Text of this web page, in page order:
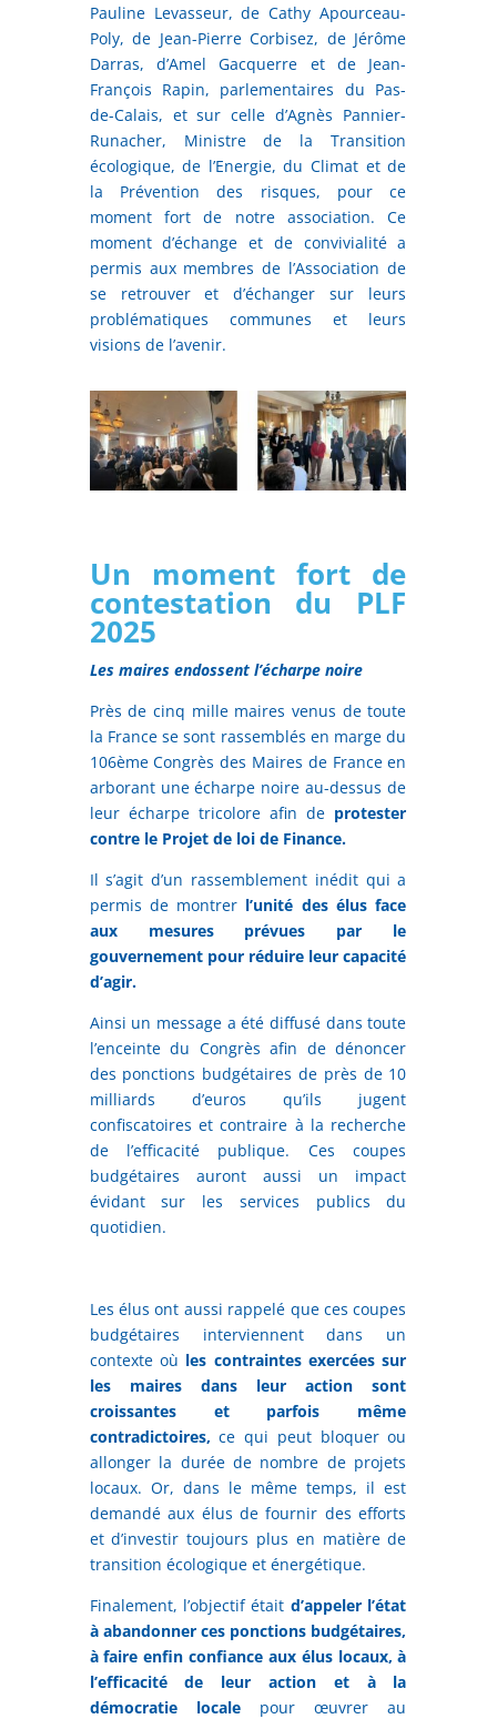
Pauline Levasseur, de Cathy Apourceau-
Poly, de Jean-Pierre Corbisez, de Jérôme
Darras, d’Amel Gacquerre et de Jean-
François Rapin, parlementaires du Pas-
de-Calais, et sur celle d’Agnès Pannier-
Runacher, Ministre de la Transition
écologique, de l’Energie, du Climat et de
la Prévention des risques, pour ce
moment fort de notre association. Ce
moment d’échange et de convivialité a
permis aux membres de l’Association de
se retrouver et d’échanger sur leurs
problématiques communes et leurs
visions de l’avenir.
Un moment fort de
contestation du PLF
2025
Les maires endossent l’écharpe noire
Près de cinq mille maires venus de toute
la France se sont rassemblés en marge du
106ème Congrès des Maires de France en
arborant une écharpe noire au-dessus de
leur écharpe tricolore afin de protester
contre le Projet de loi de Finance.
Il s’agit d’un rassemblement inédit qui a
permis de montrer l’unité des élus face
aux mesures prévues par le
gouvernement pour réduire leur capacité
d’agir.
Ainsi un message a été diffusé dans toute
l’enceinte du Congrès afin de dénoncer
des ponctions budgétaires de près de 10
milliards d’euros qu’ils jugent
confiscatoires et contraire à la recherche
de l’efficacité publique. Ces coupes
budgétaires auront aussi un impact
évidant sur les services publics du
quotidien.
Les élus ont aussi rappelé que ces coupes
budgétaires interviennent dans un
contexte où les contraintes exercées sur
les maires dans leur action sont
croissantes et parfois même
contradictoires, ce qui peut bloquer ou
allonger la durée de nombre de projets
locaux. Or, dans le même temps, il est
demandé aux élus de fournir des efforts
et d’investir toujours plus en matière de
transition écologique et énergétique.
Finalement, l’objectif était d’appeler l’état
à abandonner ces ponctions budgétaires,
à faire enfin confiance aux élus locaux, à
l’efficacité de leur action et à la
démocratie localepour œuvrer au